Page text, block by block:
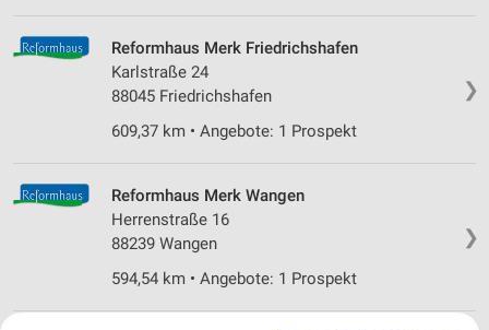
❯
Reformhaus Merk Friedrichshafen
Karlstraße 24
88045 Friedrichshafen
609,37 km • Angebote: 1 Prospekt
❯
Reformhaus Merk Wangen
Herrenstraße 16
88239 Wangen
594,54 km • Angebote: 1 Prospekt